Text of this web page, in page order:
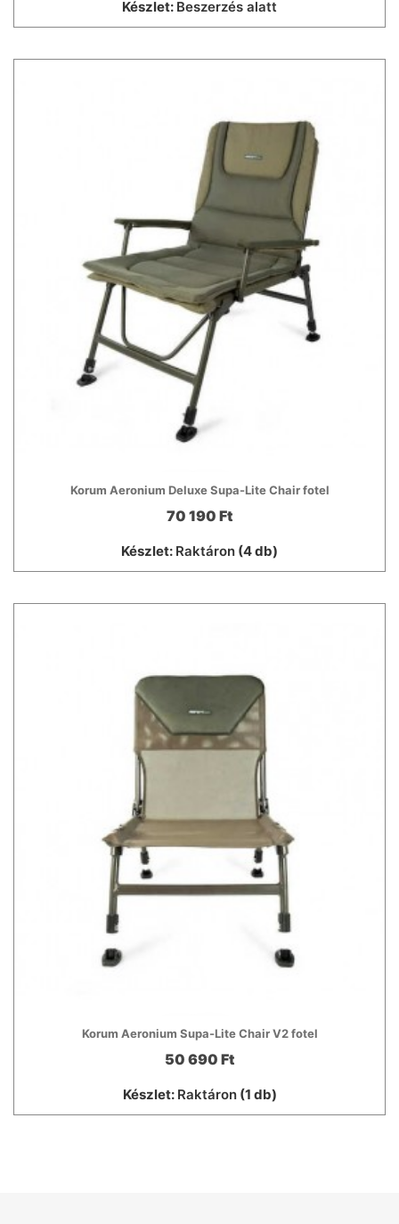
Készlet: Beszerzés alatt
Korum Aeronium Deluxe Supa-Lite Chair fotel
70 190 Ft
Készlet: Raktáron (4 db)
Korum Aeronium Supa-Lite Chair V2 fotel
50 690 Ft
Készlet: Raktáron(1 db)